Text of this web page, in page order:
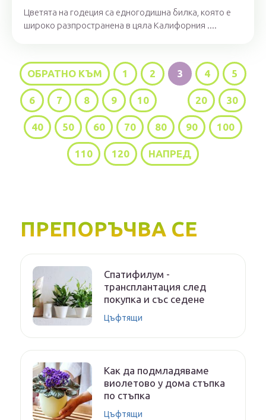
Цветята на годеция са едногодишна билка, която е
широко разпространена в цяла Калифорния ....
ОБРАТНО КЪМ 1 2 3 4 5
6 7 8 9 10 20 30
40 50 60 70 80 90 100
110 120 НАПРЕД
ПРЕПОРЪЧВА СЕ
Спатифилум -
трансплантация след
покупка и със седене
Цъфтящи
Как да подмладяваме
виолетово у дома стъпка
по стъпка
Цъфтящи